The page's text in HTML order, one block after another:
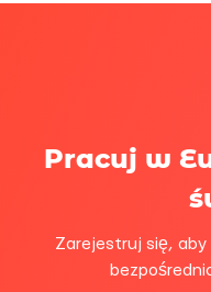
Pracuj w
Zarejestruj się,